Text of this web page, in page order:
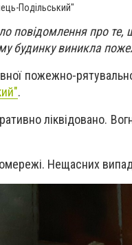
Подільський"
повідомлення про те,
будинку виникла
пожежно-
.
ліквідовано.
Нещасних